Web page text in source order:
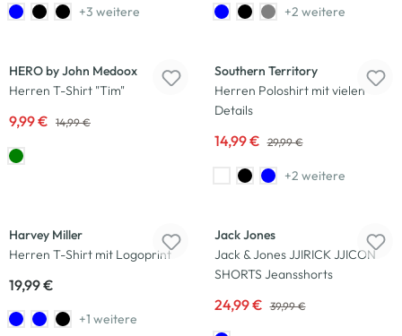
+3 weitere
+2 weitere
HERO by John Medoox
Herren T-Shirt "Tim"
9,99 € 14,99 €
Southern Territory
Herren Poloshirt mit vielen
Details
14,99 € 29,99 €
+2 weitere
Harvey Miller
Herren T-Shirt mit Logoprint
19,99 €
+1 weitere
Jack Jones
Jack & Jones JJIRICK JJICON
SHORTS Jeansshorts
24,99 € 39,99 €